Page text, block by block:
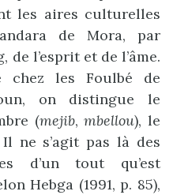
les aires culturelles
de Mora, par
l’esprit et de l’âme.
chez les Foulbé de
on distingue le
(mejib,mbellou), le
ne s’agit pas là des
d’un tout qu’est
Hebga (1991, p. 85),